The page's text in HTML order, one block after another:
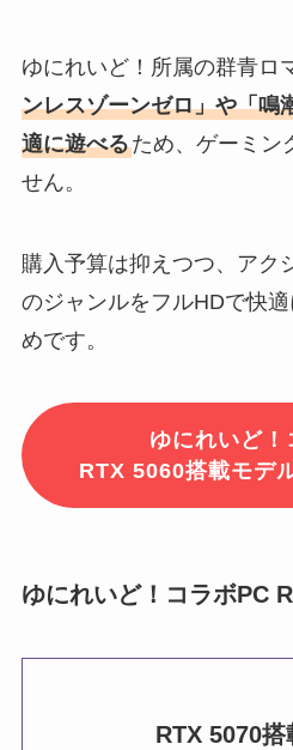
ゆにれいど！所属の群青ロ
ンレスゾーンゼロ」や「鳴
適に遊べるため、ゲーミン
せん。
購入予算は抑えつつ、アク
のジャンルをフルHDで快
めです。
ゆにれいど！
RTX 5060搭載モデ
ゆにれいど！コラボPC
RTX 5070搭